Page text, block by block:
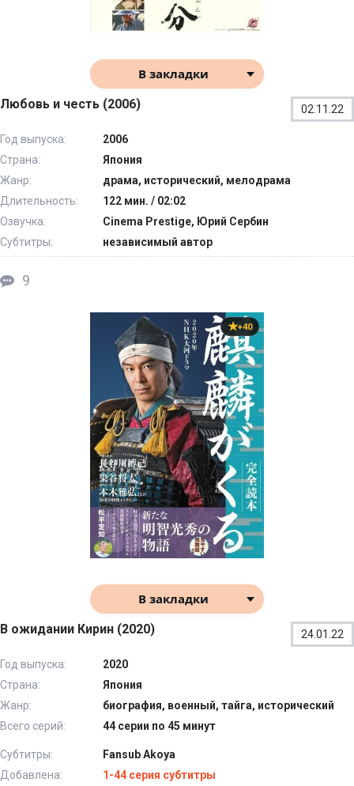
В закладки
Любовь и честь (2006) 02.11.22
Год выпуска:
2006
Страна:
Япония
Жанр:
драма, исторический, мелодрама
Длительность:
122 мин. / 02:02
Озвучка:
Cinema Prestige, Юрий Сербин
Субтитры:
независимый автор
9
+40
В закладки
В ожидании Кирин (2020) 24.01.22
Год выпуска:
2020
Страна:
Япония
Жанр:
биография, военный, тайга, исторический
Всего серий:
44 серии по 45 минут
Субтитры:
Fansub Akoya
Добавлена:
1-44 серия субтитры